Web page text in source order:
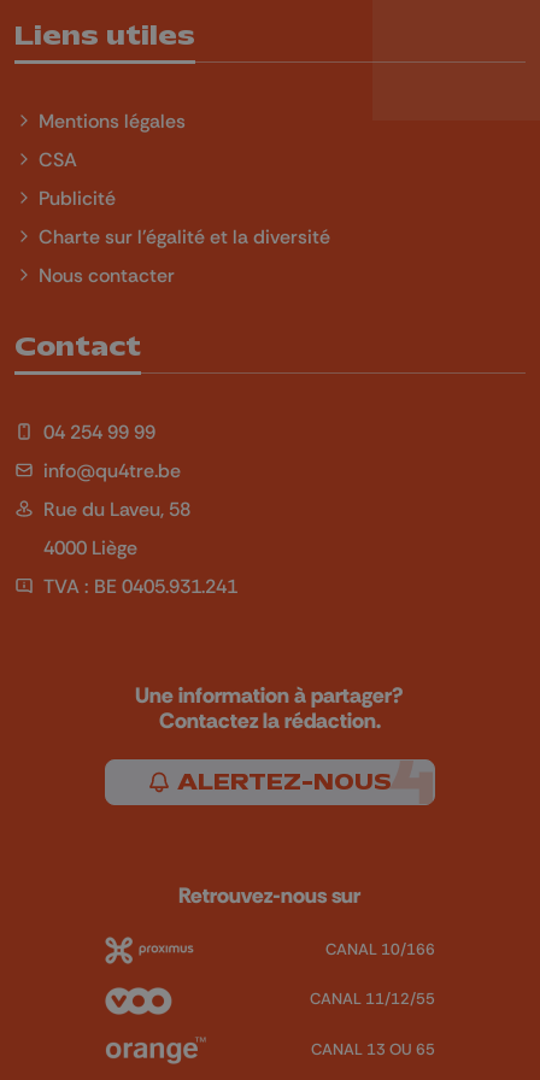
Liens utiles
Mentions légales
CSA
Publicité
Charte sur l'égalité et la diversité
Nous contacter
Contact
04 254 99 99
info@qu4tre.be
Rue du Laveu, 58
4000 Liège
TVA : BE 0405.931.241
Une information à partager?
Contactez la rédaction.
ALERTEZ-NOUS
Retrouvez-nous sur
CANAL 10/166
CANAL 11/12/55
CANAL 13 OU 65